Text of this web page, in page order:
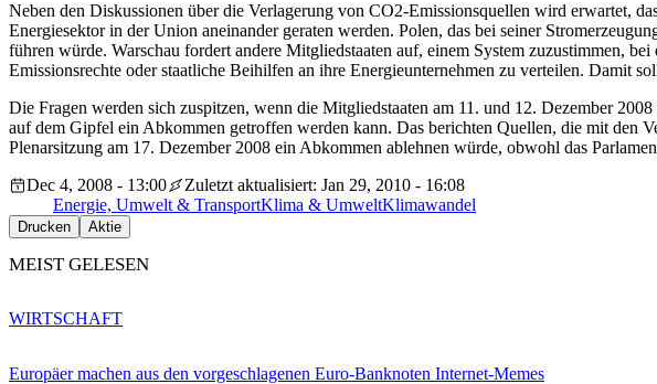
Neben den Diskussionen über die Verlagerung von CO2-Emissionsquellen wird erwartet,
Energiesektor in der Union aneinander geraten werden. Polen, das bei seiner
führen würde. Warschau fordert andere Mitgliedstaaten auf, einem System zuzustimmen,
Emissionsrechte oder staatliche Beihilfen an ihre Energieunternehmen zu verteilen. Damit
Die Fragen werden sich zuspitzen, wenn die Mitgliedstaaten am 11. und 12. Dezember
auf dem Gipfel ein Abkommen getroffen werden kann. Das berichten Quellen, die mit den
Plenarsitzung am 17. Dezember 2008 ein Abkommen ablehnen würde, obwohl das
Dec 4, 2008 - 13:00
Zuletzt aktualisiert: Jan 29, 2010 - 16:08
Energie, Umwelt & TransportKlima & UmweltKlimawandel
Drucken Aktie
MEIST GELESEN
Europäer machen aus den vorgeschlagenen Euro-Banknoten Internet-Memes
WIRTSCHAFT